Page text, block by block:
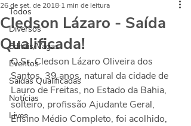
Todos
Diversos
Editais/Vagas
Eventos
Saídas Qualificadas
Notícias
Lives
Cledson Lázaro - Saída
Qualificada!
26 de set. de 2018 1 min de leitura
O Sr. Cledson Lázaro Oliveira dos
Santos, 39 anos, natural da cidade de
Lauro de Freitas, no Estado da Bahia,
solteiro, profissão Ajudante Geral,
Ensino Médio Completo, foi acolhido,